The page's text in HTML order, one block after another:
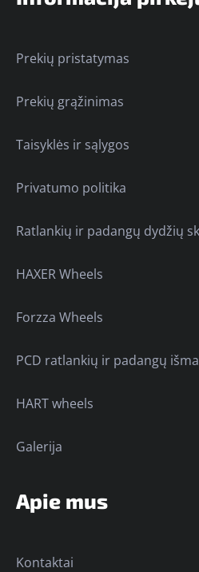
Prekių pristatymas
Prekių grąžinimas
Taisyklės ir sąlygos
Privatumo politika
Ratlankių ir padangų dydžių
HAXER Wheels
Forzza Wheels
PCD ratlankių ir padangų
HART wheels
Galerija
Apie mus
Kontaktai